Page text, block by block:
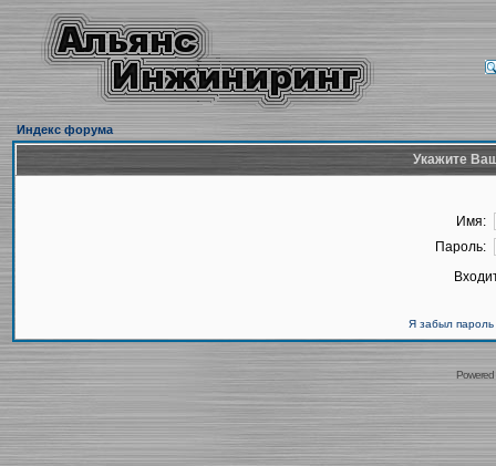
Индекс форума
Укажите
Имя:
Пароль:
Я забыл пароль